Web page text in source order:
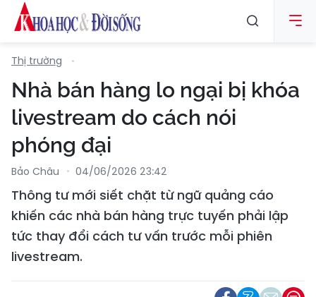
Thị trường
Nhà bán hàng lo ngại bị khóa
livestream do cách nói
phóng đại
Bảo Châu 04/06/2026 23:42
Thông tư mới siết chặt từ ngữ quảng cáo
khiến các nhà bán hàng trực tuyến phải lập
tức thay đổi cách tư vấn trước mỗi phiên
livestream.